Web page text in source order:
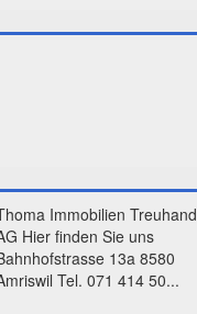
Immobilien Treuhand
Hier finden Sie uns
13a 8580
Tel. 071 414 50...